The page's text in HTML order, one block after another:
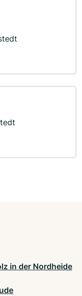
in der Nordheide